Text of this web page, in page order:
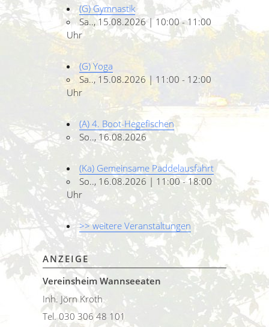
(G) Gymnastik
Sa.., 15.08.2026 | 10:00 - 11:00
Uhr
(G) Yoga
Sa.., 15.08.2026 | 11:00 - 12:00
Uhr
(A) 4. Boot-Hegefischen
So.., 16.08.2026
(Ka) Gemeinsame Paddelausfahrt
So.., 16.08.2026 | 11:00 - 18:00
Uhr
>> weitere Veranstaltungen
ANZEIGE
Vereinsheim Wannseeaten
Inh. Jörn Kroth
Tel. 030 306 48 101